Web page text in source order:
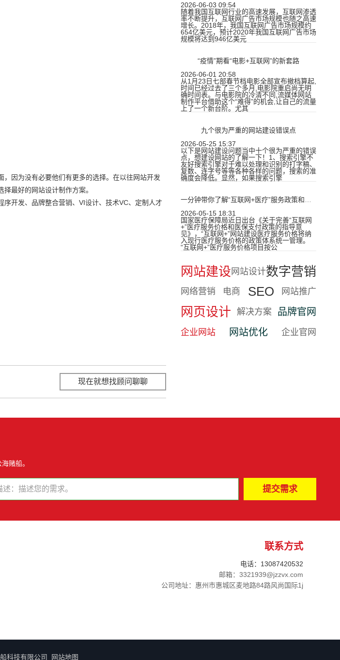
2026-06-03 09:54
随着我国互联网行业的高速发展，互联网渗透
率不断提升，互联网广告市场规模也随之高速
增长。2018年，我国互联网广告市场规模约
654亿美元，预计2020年我国互联网广告市场
规模将达到946亿美元
“疫情”期看“电影+互联网”的新套路
2026-06-01 20:58
从1月23日七部春节档电影全部宣布撤档算起,
时间已经过去了三个多月,电影院重启尚无明
确时间表。与电影院的冷清不同,流媒体网站
制作平台借助这个“难得”的机会,让自己的流量
上了一个新台阶。尤其
九个很为严重的网站建设错误点
2026-05-25 15:37
以下是网站建设问题当中十个很为严重的错误
点，想建设网站的了解一下！1、搜索引擎不
友好搜索引擎对于难以处理和识别的打字稿、
复数、连字号等等各种各样的问题，搜索的准
确度会降低。显然，如果搜索引擎
2026-05-15 18:31
国家医疗保障局近日出台《关于完善“互联网
+”医疗服务价格和医保支付政策的指导意
见》，“互联网+”网站建设医疗服务价格将纳
入现行医疗服务价格的政策体系统一管理。
“互联网+”医疗服务价格项目按公
网站建设 网站设计数字营销
网络营销 电商 SEO 网站推广
网页设计 解决方案 品牌官网
企业网站 网站优化 企业官网
因为没有必要他们有更多的选择。在以往网站开发
最好的网站设计制作方案。
开发、品牌整合营销、VI设计、技术VC、定制人才
现在就想找顾问聊聊
赌船。
联系方式
电话：13087420532
邮箱：3321939@jzzvx.com
公司地址：惠州市惠城区麦地路84路风尚国际1j
科技有限公司 网站地图